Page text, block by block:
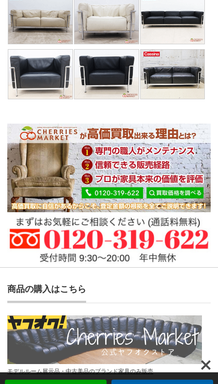
商品の購入はこちら
モデルルーム展示品・中古美品のブランド家具のみ販売